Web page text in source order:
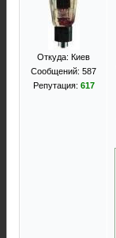
Откуда: Киев
Сообщений: 587
Репутация: 617